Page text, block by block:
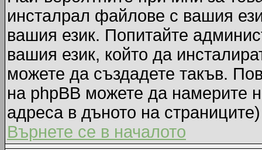
инсталрал файлове с вашия
вашия език. Попитайте
вашия език, който да
можете да създадете такъв.
на phpBB можете да намерите
адреса в дъното на страниците)
Върнете се в началото